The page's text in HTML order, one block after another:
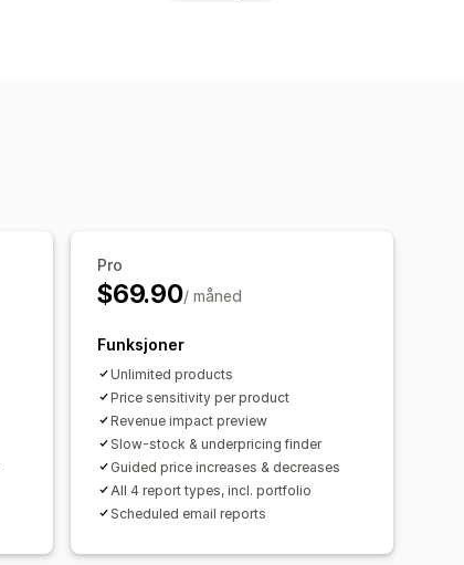
Pro
$69.90/ måned
Funksjoner
Unlimited products
Price sensitivity per product
Revenue impact preview
Slow-stock & underpricing finder
Guided price increases & decreases
All 4 report types, incl. portfolio
Scheduled email reports